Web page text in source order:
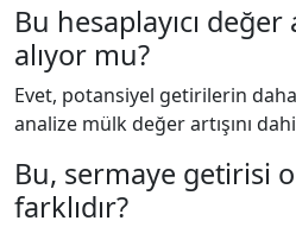
Bu hesaplayıcı değer
alıyor mu?
Evet, potansiyel getirilerin
analize mülk değer artışını
Bu, sermaye getirisi
farklıdır?